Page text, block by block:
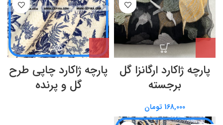
پارچه ژاکارد ارگانزا گل
برجسته
168,000 تومان
پارچه ژاکارد چاپی طرح
گل و پرنده